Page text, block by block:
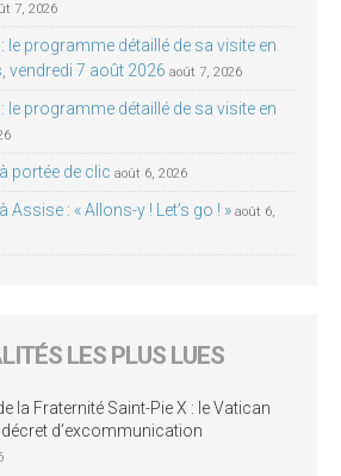
7, 2026
: le programme détaillé de sa visite en
vendredi 7 août 2026 août 7, 2026
: le programme détaillé de sa visite en
portée de clic août 6, 2026
Assise : « Allons-y ! Let’s go ! » août 6,
LES PLUS LUES
la Fraternité Saint-Pie X : le Vatican
décret d’excommunication